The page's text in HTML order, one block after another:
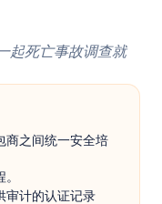
起死亡事故调查就
商之间统一安全培
审计的认证记录